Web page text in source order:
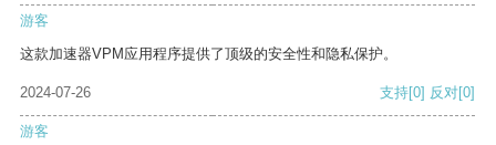
游客
这款加速器VPM应用程序提供了顶级的安全性和隐私保护。
2024-07-26 支持[0] 反对[0]
游客